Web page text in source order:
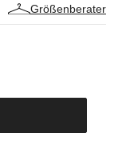
Größenberater